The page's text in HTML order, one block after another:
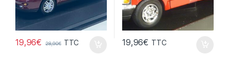
19,96€ 28,90€ TTC 19,96€ TTC